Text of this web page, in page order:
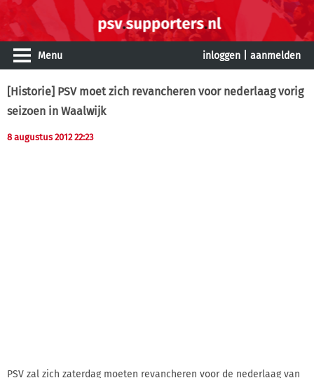
Menu inloggen aanmelden
[Historie] PSV moet zich revancheren voor nederlaag vorig
seizoen in Waalwijk
8 augustus 2012 22:23
PSV zal zich zaterdag moeten revancheren voor de nederlaag van